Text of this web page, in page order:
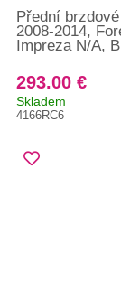
Přední
2008-2014,
Impreza N/A,
293.00 €
Skladem
4166RC6